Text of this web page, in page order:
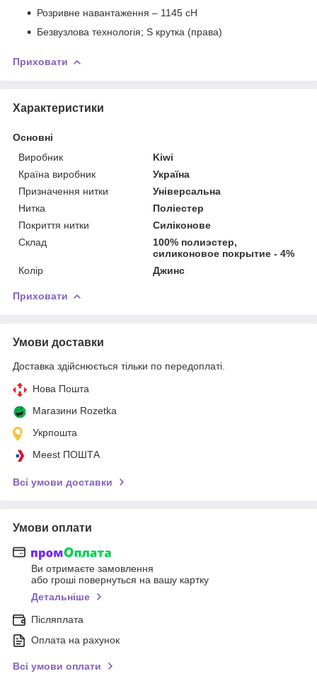
Розривне навантаження – 1145 сН
Безвузлова технологія; S крутка (права)
Приховати
Характеристики
Основні
Виробник
Kiwi
Країна виробник
Україна
Призначення нитки
Універсальна
Нитка
Поліестер
Покриття нитки
Силіконове
Склад
100% полиэстер,
силиконовое покрытие - 4%
Колір
Джинс
Приховати
Умови доставки
Доставка здійснюється тільки по передоплаті.
Нова Пошта
Магазини Rozetka
Укрпошта
Meest ПОШТА
Всі умови доставки
Умови оплати
Ви отримаєте замовлення
або гроші повернуться на вашу картку
Детальніше
Післяплата
Оплата на рахунок
Всі умови оплати